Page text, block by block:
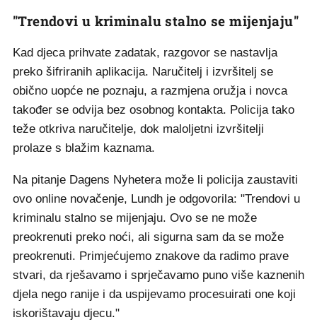
"Trendovi u kriminalu stalno se mijenjaju"
Kad djeca prihvate zadatak, razgovor se nastavlja
preko šifriranih aplikacija. Naručitelj i izvršitelj se
obično uopće ne poznaju, a razmjena oružja i novca
također se odvija bez osobnog kontakta. Policija tako
teže otkriva naručitelje, dok maloljetni izvršitelji
prolaze s blažim kaznama.
Na pitanje Dagens Nyhetera može li policija zaustaviti
ovo online novačenje, Lundh je odgovorila: "Trendovi u
kriminalu stalno se mijenjaju. Ovo se ne može
preokrenuti preko noći, ali sigurna sam da se može
preokrenuti. Primjećujemo znakove da radimo prave
stvari, da rješavamo i sprječavamo puno više kaznenih
djela nego ranije i da uspijevamo procesuirati one koji
iskorištavaju djecu."